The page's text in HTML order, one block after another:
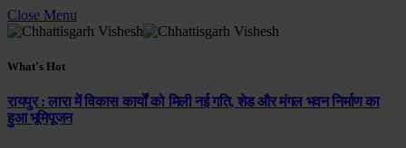
Close Menu
What's Hot
रायपुर : लारा में विकास कार्यों को मिली नई गति, शेड और मंगल भवन निर्माण का
हुआ भूमिपूजन